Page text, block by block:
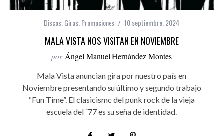
Discos Giras Promociones 10 septiembre, 2024
MALA VISTA NOS VISITAN EN NOVIEMBRE
por Ángel Manuel Hernández Montes
Mala Vista anuncian gira por nuestro país en
Noviembre presentando su último y segundo trabajo
“Fun Time”. El clasicismo del punk rock de la vieja
escuela del ´77 es su seña de identidad.